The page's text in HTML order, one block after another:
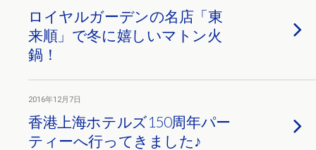
ロイヤルガーデンの名店「東
来順」で冬に嬉しいマトン火
鍋！
2016年12月7日
香港上海ホテルズ150周年パー
ティーへ行ってきました♪